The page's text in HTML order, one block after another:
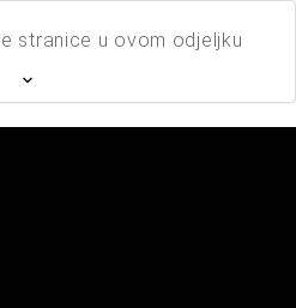
stranice u ovom odjeljku